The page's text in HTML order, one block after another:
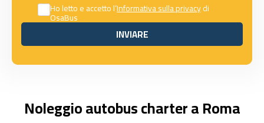
Ho letto e accetto l’Informativa sulla privacydi
OsaBus
INVIARE
INVIARE
Noleggio autobus charter a Roma